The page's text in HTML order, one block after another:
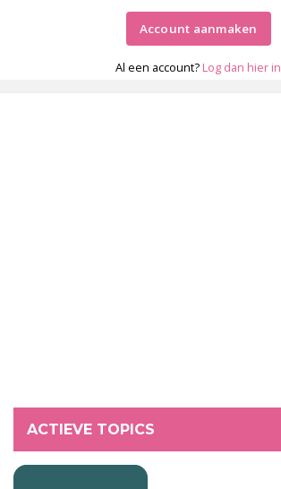
Account aanmaken
Al een account? Log dan hier in
ACTIEVE TOPICS